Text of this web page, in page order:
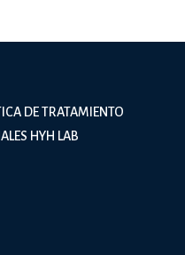
DE TRATAMIENTO
HYH LAB